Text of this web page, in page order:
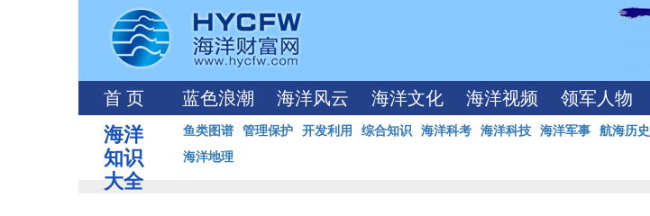
首 页 蓝色浪潮 海洋风云 海洋文化 海洋视频 领军人物
海洋
知识
大全
鱼类图谱 管理保护 开发利用 综合知识 海洋科考 海洋科技 海洋军事 航海历史
海洋地理